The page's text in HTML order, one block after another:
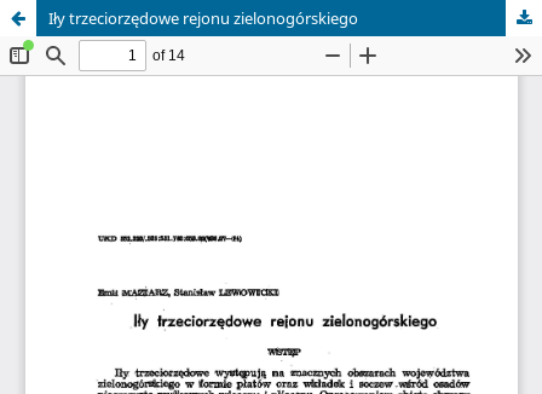
Iły trzeciorzędowe rejonu zielonogórskiego